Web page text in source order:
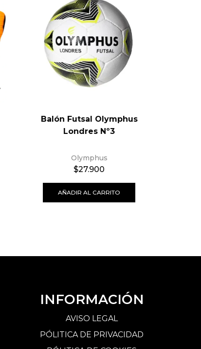
Balón Futsal Olymphus
Londres Nº3
Olymphus
$27.900
AÑADIR AL CARRITO
INFORMACIÓN
AVISO LEGAL
PÓLITICA DE PRIVACIDAD